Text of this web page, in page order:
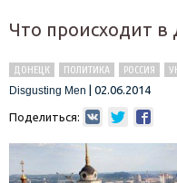
Что происходит в
ДОНЕЦК ПОЛИТИКА РОССИЯ
Disgusting Men
02.06.2014
Поделиться: